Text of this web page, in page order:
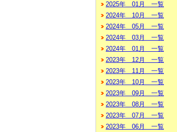
2025年 01月 一覧
2024年 10月 一覧
2024年 05月 一覧
2024年 03月 一覧
2024年 01月 一覧
2023年 12月 一覧
2023年 11月 一覧
2023年 10月 一覧
2023年 09月 一覧
2023年 08月 一覧
2023年 07月 一覧
2023年 06月 一覧